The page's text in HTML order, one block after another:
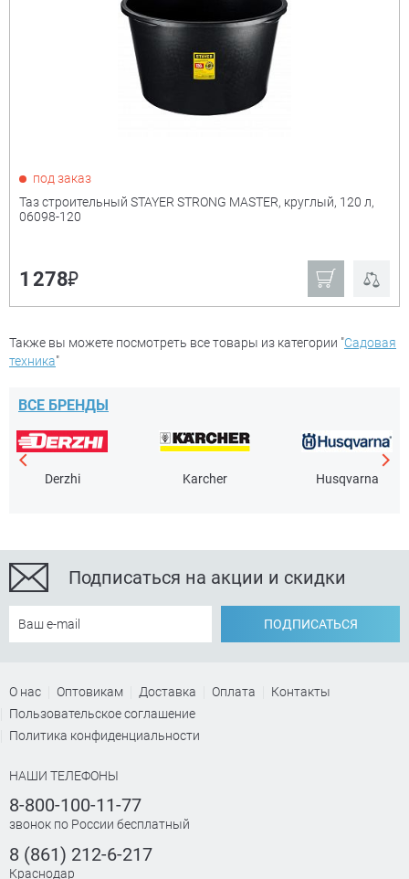
под заказ
Таз строительный STAYER STRONG MASTER, круглый, 120 л,
06098-120
1 278₽
Также вы можете посмотреть все товары из категории "Садовая
техника"
ВСЕ БРЕНДЫ
Derzhi Karcher Husqvarna
Подписаться на акции и скидки
ПОДПИСАТЬСЯ
О нас Оптовикам Доставка Оплата
Контакты
Пользовательское соглашение
Политика конфиденциальности
НАШИ ТЕЛЕФОНЫ
8-800-100-11-77
звонок по России бесплатный
8 (861) 212-6-217
Краснодар